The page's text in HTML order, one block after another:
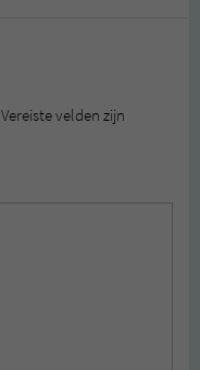
Vereiste velden zijn